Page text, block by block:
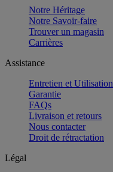
Notre Héritage
Notre Savoir-faire
Trouver un magasin
Carrières
Assistance
Entretien et Utilisation
Garantie
FAQs
Livraison et retours
Nous contacter
Droit de rétractation
Légal